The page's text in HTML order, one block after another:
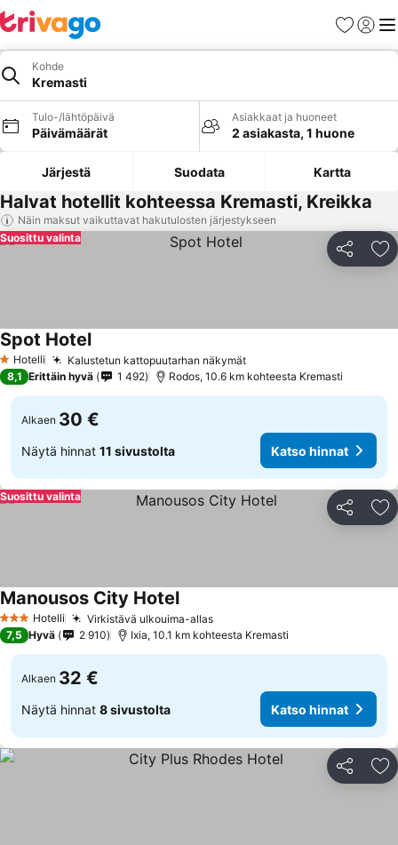
Suosikit
Kohde
Kremasti
Tulo-/lähtöpäivä
Päivämäärät
Asiakkaat ja huoneet
2 asiakasta, 1 huone
Järjestä Suodata Kartta
Halvat hotellit kohteessa Kremasti, Kreikka
Näin maksut vaikuttavat hakutulosten järjestykseen
Jaa
Suosittu valinta
1 Tähtiluokitus
Hotelli Kalustetun kattopuutarhan näkymätKatso hinnat
Spot HotelKatso hinnat
8,1 Erittäin hyvä 1 492 Rodos, 10.6 km kohteesta Kremasti
Alkaen 30 €
Näytä hinnat 11 sivustolta Katso hinnat
Jaa
Suosittu valinta
3 Tähtiluokitus
Hotelli Virkistävä ulkouima-allasKatso hinnat
Manousos City HotelKatso hinnat
7,5 Hyvä 2 910 Ixia, 10.1 km kohteesta Kremasti
Alkaen 32 €
Näytä hinnat 8 sivustolta Katso hinnat
Jaa